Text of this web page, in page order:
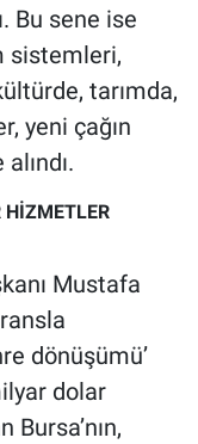
Bu sene ise
sistemleri,
tarımda,
yeni çağın
HİZMETLER
Mustafa
dönüşümü’
dolar